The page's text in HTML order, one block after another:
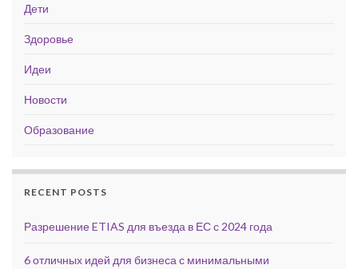
Дети
Здоровье
Идеи
Новости
Образование
RECENT POSTS
Разрешение ETIAS для въезда в ЕС с 2024 года
6 отличных идей для бизнеса с минимальными